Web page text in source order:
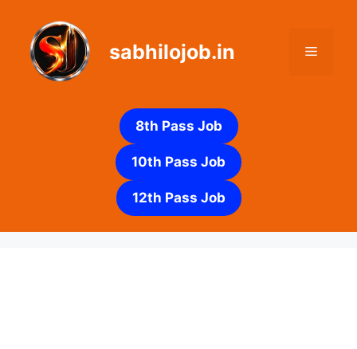
content
sabhilojob.in Menu
8th Pass Job
10th Pass Job
12th Pass Job